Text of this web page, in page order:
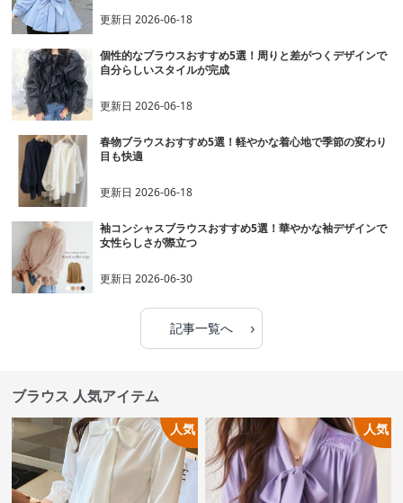
更新日2026-06-18
個性的なブラウスおすすめ5選！周りと差がつくデザインで
自分らしいスタイルが完成
更新日2026-06-18
春物ブラウスおすすめ5選！軽やかな着心地で季節の変わり
目も快適
更新日2026-06-18
袖コンシャスブラウスおすすめ5選！華やかな袖デザインで
女性らしさが際立つ
更新日2026-06-30
記事一覧へ ›
ブラウス 人気アイテム
人気 人気